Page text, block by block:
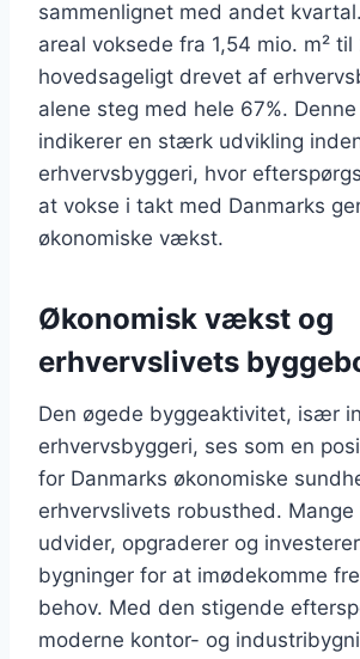
sammenlignet med andet
areal voksede fra 1,54 mio. m² til
hovedsageligt drevet af
alene steg med hele 67%.
indikerer en stærk udvikling
erhvervsbyggeri, hvor
at vokse i takt med Danmarks
økonomiske vækst.
Økonomisk vækst og
erhvervslivets
Den øgede byggeaktivitet, især
erhvervsbyggeri, ses som en
for Danmarks økonomiske
erhvervslivets robusthed.
udvider, opgraderer og
bygninger for at imødekomme
behov. Med den stigende
moderne kontor- og